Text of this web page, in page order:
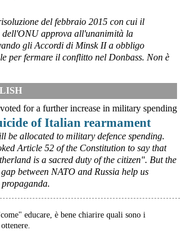
21:45
piano B per Taranto dopo la chiusura
21:41
l’intenzione di predisporre un
per attenuare le conseguenze
prevista fermata dell’area a caldo e ha
del territorio di formulare proposte
i contenuti. Casartigiani valuta positivamente
del febbraio 2015 con cui il
dell'ONU approva all'unanimità la
gli Accordi di Minsk II a obbligo
per fermare il conflitto nel Donbass. Non è
for a further increase in military spending
of Italian rearmament
be allocated to military defence spending.
Article 52 of the Constitution to say that
is a sacred duty of the citizen". But the
between NATO and Russia help us
educare, è bene chiarire quali sono i